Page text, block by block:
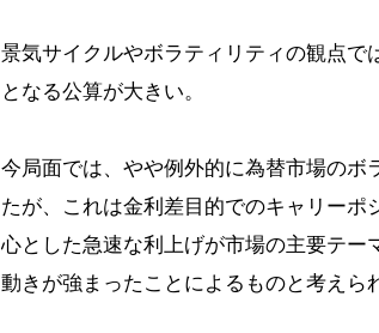
景気サイクルやボラティリティの観点
となる公算が大きい。
今局面では、やや例外的に為替市場のボ
たが、これは金利差目的でのキャリー
心とした急速な利上げが市場の主要テ
動きが強まったことによるものと考えら